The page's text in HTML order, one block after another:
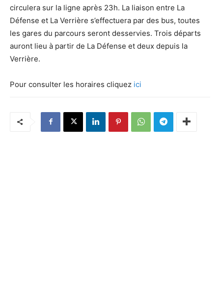
circulera sur la ligne après 23h. La liaison entre La
Défense et La Verrière s’effectuera par des bus, toutes
les gares du parcours seront desservies. Trois départs
auront lieu à partir de La Défense et deux depuis la
Verrière.
Pour consulter les horaires cliquez ici